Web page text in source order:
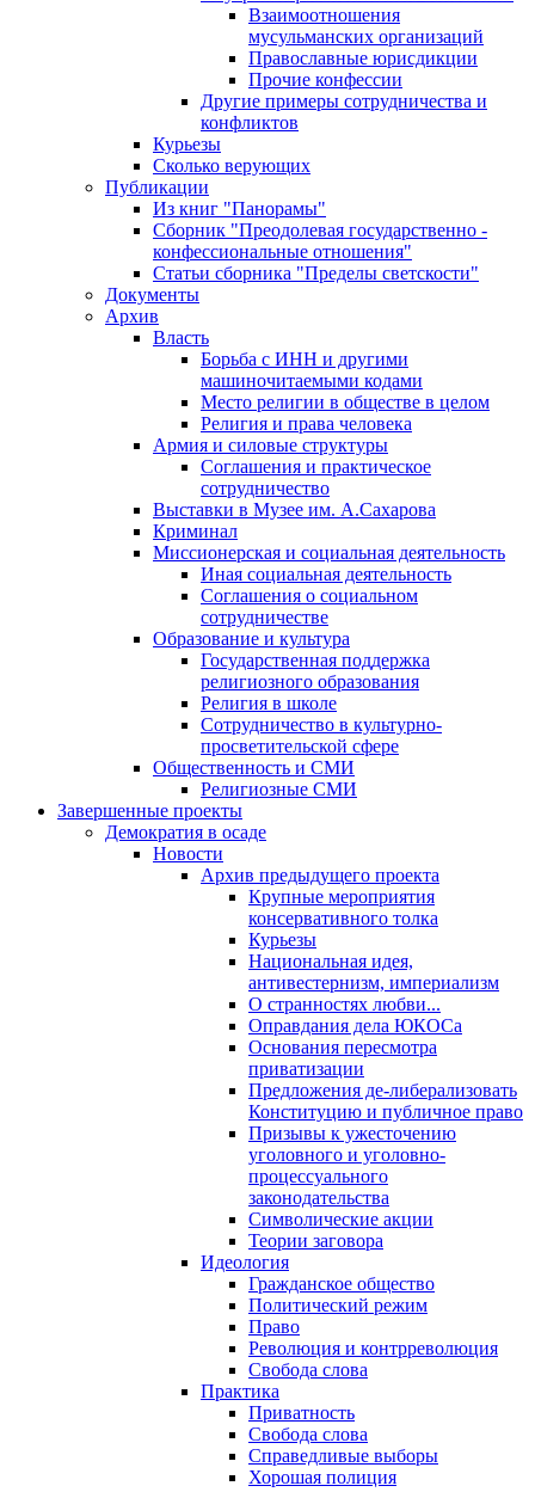
Взаимоотношения
мусульманских организаций
Православные юрисдикции
Прочие конфессии
Другие примеры сотрудничества и
конфликтов
Курьезы
Сколько верующих
Публикации
Из книг "Панорамы"
Сборник "Преодолевая государственно -
конфессиональные отношения"
Статьи сборника "Пределы светскости"
Документы
Архив
Власть
Борьба с ИНН и другими
машиночитаемыми кодами
Место религии в обществе в целом
Религия и права человека
Армия и силовые структуры
Соглашения и практическое
сотрудничество
Выставки в Музее им. А.Сахарова
Криминал
Миссионерская и социальная деятельность
Иная социальная деятельность
Соглашения о социальном
сотрудничестве
Образование и культура
Государственная поддержка
религиозного образования
Религия в школе
Сотрудничество в культурно-
просветительской сфере
Общественность и СМИ
Религиозные СМИ
Завершенные проекты
Демократия в осаде
Новости
Архив предыдущего проекта
Крупные мероприятия
консервативного толка
Курьезы
Национальная идея,
антивестернизм, империализм
О странностях любви...
Оправдания дела ЮКОСа
Основания пересмотра
приватизации
Предложения де-либерализовать
Конституцию и публичное право
Призывы к ужесточению
уголовного и уголовно-
процессуального
законодательства
Символические акции
Теории заговора
Идеология
Гражданское общество
Политический режим
Право
Революция и контрреволюция
Свобода слова
Практика
Приватность
Свобода слова
Справедливые выборы
Хорошая полиция